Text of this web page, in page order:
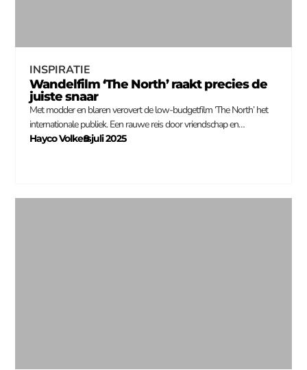
INSPIRATIE
Wandelfilm ‘The North’ raakt precies de
juiste snaar
Met modder en blaren verovert de low-budgetfilm ‘The North’ het
internationale publiek. Een rauwe reis door vriendschap en…
Hayco Volkers
–
9 juli 2025